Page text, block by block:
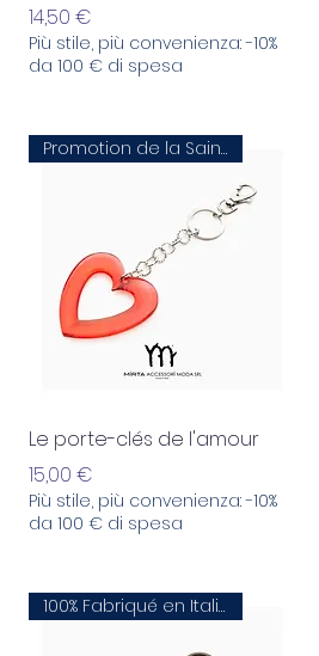
Prix
14,50 €
Più stile, più convenienza: -10%
da 100 € di spesa
Aperçu rapide
Promotion de la Saint-Valentin
Le porte-clés de l'amour
Prix
15,00 €
Più stile, più convenienza: -10%
da 100 € di spesa
100% Fabriqué en Italie